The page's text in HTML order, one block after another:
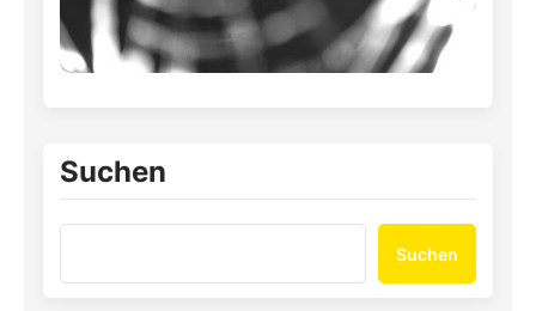
Suchen
Suchen